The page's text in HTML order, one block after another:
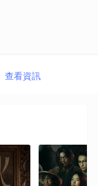
查看資訊